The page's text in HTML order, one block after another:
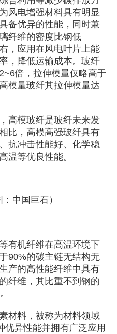
风电增强材料具有明显
备优异的性能，同时兼
纤维的密度比钢低
，应用在风电叶片上能
，降低运输成本。玻纤
倍，拉伸模量仅略高于
模量玻纤其拉伸模量达
高模玻纤是玻纤未来发
比，高模高强玻纤具有
抗冲击性能好、化学稳
温等优良性能。
：中国巨石）
有机纤维在高温环境下
90%的碳主链无结构无
产的高性能纤维中具有
纤维，其比重不到钢的
材料，被称为材料领域
优异性能并拥有广泛应用